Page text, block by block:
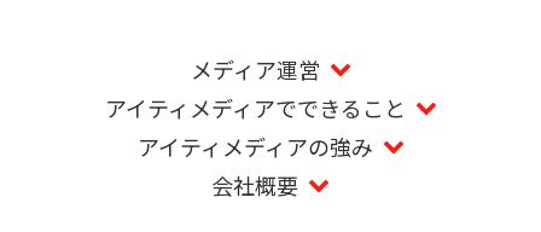
メディア運営
アイティメディアでできること
アイティメディアの強み
会社概要